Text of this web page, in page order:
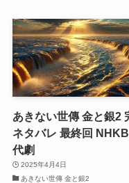
あきない世傳 金と銀2
ネタバレ 最終回
代劇
2025年4月4日
あきない世傳 金と銀2